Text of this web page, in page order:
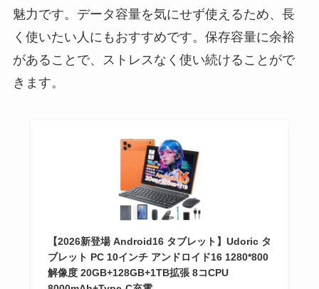
魅力です。データ容量を気にせず使えるため、長
く使いたい人にもおすすめです。保存容量に余裕
があることで、ストレスなく使い続けることがで
きます。
【2026新登場 Android16 タブレット】Udoric タ
ブレット PC 10インチ アンドロイド16 1280*800
解像度 20GB+128GB+1TB拡張 8コCPU